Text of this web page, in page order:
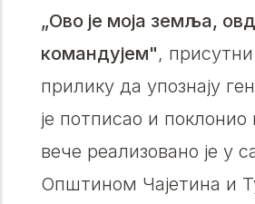
„Ово је моја земља,
командујем",
прилику да упознају
је потписао и
вече реализовано је у
Општином Чајетина и